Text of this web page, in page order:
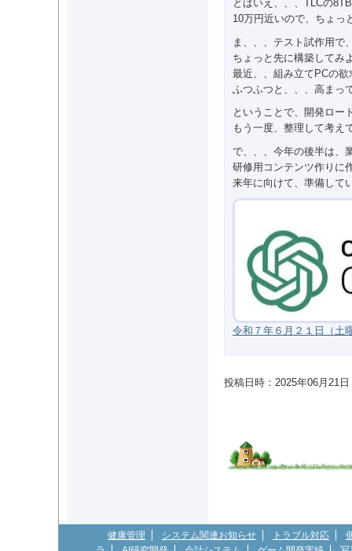
とはいえ、、、TLCの
10万円近いので、ちょっ
ま、、、テスト試作用で
ちょっと先に構築してみ
最近、、組み立てPCの欲
ふつふつと、、、高まっ
ということで、開発ロー
もう一度、整理して考え
で、、、今年の後半は、
研修用コンテンツ作りに
来年に向けて、準備して
令和７年６月２１日（土
投稿日時：2025年06月21
健康管理 システム関連お知らせ トラブル対応